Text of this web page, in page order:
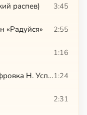
распев) 3:45
«Радуйся» 2:55
1:16
Единородный Сыне*. (Расшифровка Н. Успенского)1:24
2:31